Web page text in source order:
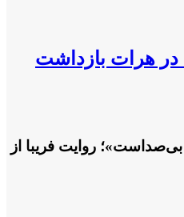
۱۷ زن را در هرات بازداشت
روایت فریبا از